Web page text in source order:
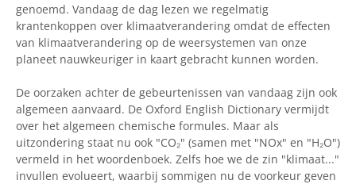
genoemd. Vandaag de dag lezen we regelmatig
krantenkoppen over klimaatverandering omdat de effecten
van klimaatverandering op de weersystemen van onze
planeet nauwkeuriger in kaart gebracht kunnen worden.
De oorzaken achter de gebeurtenissen van vandaag zijn ook
algemeen aanvaard. De Oxford English Dictionary vermijdt
over het algemeen chemische formules. Maar als
uitzondering staat nu ook "CO₂" (samen met "NOx" en "H₂O")
vermeld in het woordenboek. Zelfs hoe we de zin "klimaat..."
invullen evolueert, waarbij sommigen nu de voorkeur geven